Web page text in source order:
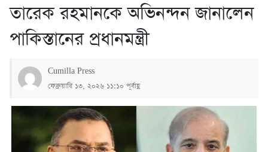
তারেক রহমানকে অভিনন্দন জানালেন
পাকিস্তানের প্রধানমন্ত্রী
Cumilla Press
ফেব্রুয়ারি ১৩, ২০২৬ ১১:১০ পূর্বাহ্ণ